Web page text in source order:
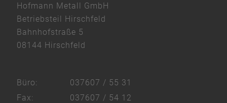
Usercentrics Consent Management
Platform
Hofmann Metall GmbH
Betriebsteil Hirschfeld
Bahnhofstraße 5
08144 Hirschfeld
Büro:
037607 / 55 31
Fax:
037607 / 54 12